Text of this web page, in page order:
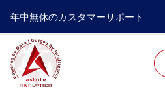
年中無休のカスタマーサポート